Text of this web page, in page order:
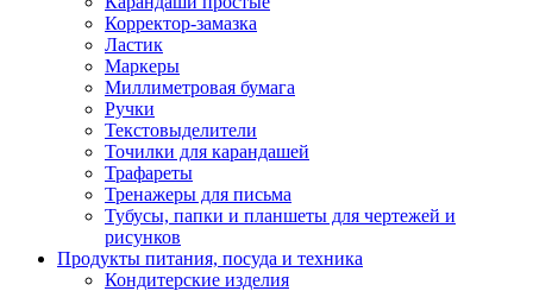
Корректор-замазка
Ластик
Маркеры
Миллиметровая бумага
Ручки
Текстовыделители
Точилки для карандашей
Трафареты
Тренажеры для письма
Тубусы, папки и планшеты для чертежей и
рисунков
Продукты питания, посуда и техника
Кондитерские изделия